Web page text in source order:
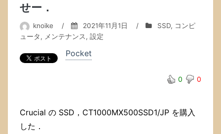
て
い
な
い
の
か
せー．
knoike / 2021年11月1日 / SSD, コンピ
ュータ, メンテナンス, 設定
Pocket
0 0
Crucial の SSD，CT1000MX500SSD1/JP を購入
した．